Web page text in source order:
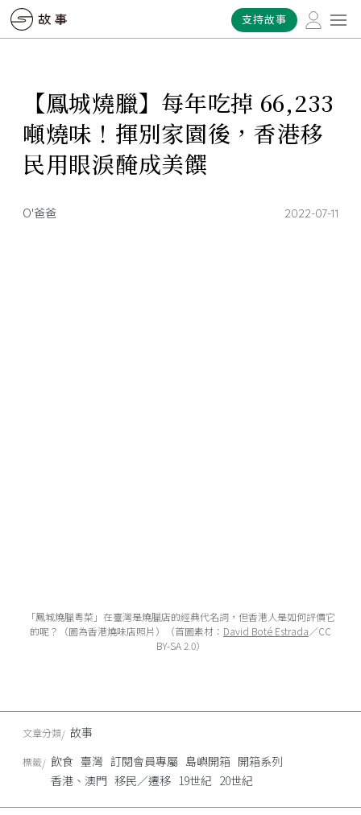
支持故事
【鳳城燒臘】每年吃掉 66,233
噸燒味！揮別家園後，香港移
民用眼淚醃成美饌
O'爸爸 2022-07-11
「鳳城燒臘粵菜」在臺灣是燒臘店的經典代名詞，但香港人是如何評價它
的呢？（圖為香港燒味店照片）（首圖素材： David Boté Estrada／CC
BY-SA 2.0）
文章分類 故事
標籤 飲食 臺灣 訂閱會員專屬 島嶼開箱 開箱系列
香港、澳門 移民／遷移 19世紀 20世紀